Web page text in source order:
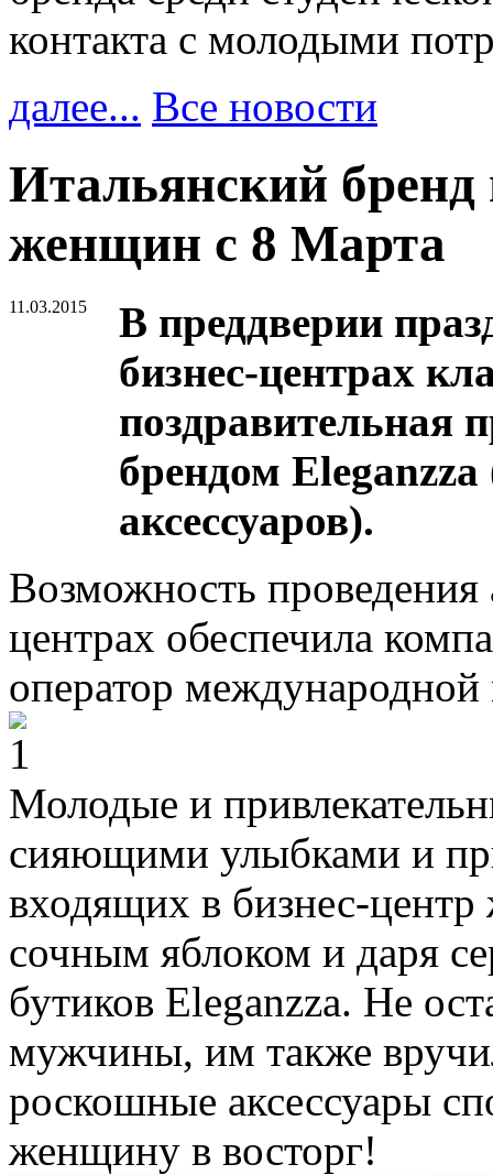
контакта с молодыми
далее... Все новости
Итальянский бренд
женщин с 8 Марта
11.03.2015
В преддверии
бизнес-центрах
поздравительная
брендом Eleganzza
аксессуаров).
Возможность
центрах обеспечила
оператор
Молодые и
сияющими улыбками и
входящих в бизнес-
сочным яблоком и даря
бутиков Eleganzza. Не
мужчины, им также
роскошные аксессуары
женщину в восторг!